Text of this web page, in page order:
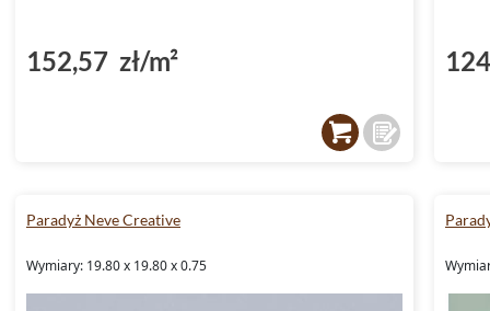
152,57 zł/m²
Paradyż Neve Creative
Wymiary: 19.80 x 19.80 x 0.75